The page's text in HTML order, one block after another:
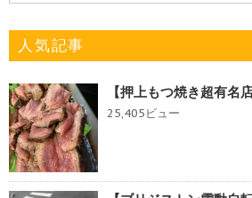
人気記事
【押上もつ焼き超有名
25,405ビュー